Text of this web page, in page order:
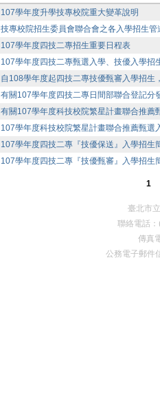
107學年度升學技專校院重大變革說明
技專校院招生委員會聯合會之各入學招生管
107學年度四技二專招生重要日程表
107學年度四技二專甄選入學、技優入學
自108學年度起四技二專技優甄審入學招
有關107學年度四技二專日間部聯合登記分
有關107學年度科技校院繁星計畫聯合推薦
107學年度科技校院繁星計畫聯合推薦甄選
107學年度四技二專『技優保送』入學招生
107學年度四技二專『技優甄審』入學招生
1
臺北市
聯絡電話
傳真
公務電子郵件